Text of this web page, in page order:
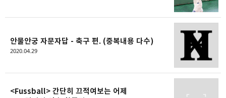
안물안궁 자문자답 - 축구 편. (중복내용 다수)
2020.04.29
<Fussball> 간단히 끄적여보는 어제